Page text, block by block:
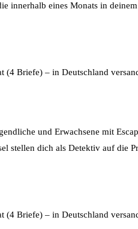
innerhalb eines Monats in
(4 Briefe) – in Deutschland
und Erwachsene mit
stellen dich als Detektiv auf die
(4 Briefe) – in Deutschland